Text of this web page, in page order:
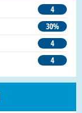
4
30%
4
4